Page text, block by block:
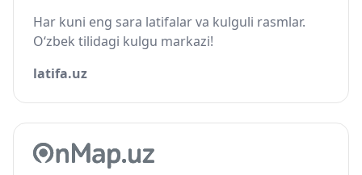
Har kuni eng sara latifalar va kulguli rasmlar.
O‘zbek tilidagi kulgu markazi!
latifa.uz